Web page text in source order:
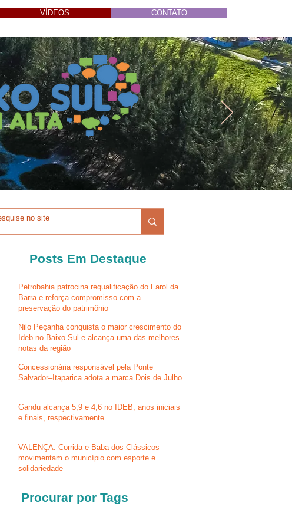
VÍDEOS CONTATO
Posts Em Destaque
Petrobahia patrocina requalificação do Farol da
Barra e reforça compromisso com a
preservação do patrimônio
Nilo Peçanha conquista o maior crescimento do
Ideb no Baixo Sul e alcança uma das melhores
notas da região
Concessionária responsável pela Ponte
Salvador–Itaparica adota a marca Dois de Julho
Gandu alcança 5,9 e 4,6 no IDEB, anos iniciais
e finais, respectivamente
VALENÇA: Corrida e Baba dos Clássicos
movimentam o município com esporte e
solidariedade
Procurar por Tags